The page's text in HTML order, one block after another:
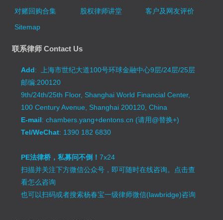
对赌回购合集
股权律师讲堂
客户及网友评价
Sitemap
联系律师 Contact Us
Add: 上海市世纪大道100号环球金融中心9层/24层/25层
邮编:200120
9th/24th/25th Floor, Shanghai World Financial Center,
100 Century Avenue, Shanghai 200120, China
E-mail: chambers.yang+dentons.cn (请用@替换+)
Tel/WeChat: 1390 182 6830
PE法律桥，私募问不倒！7x24
扫描并关注下方微信公众号，即可随时在线咨询。 点击查
看怎么咨询
也可以扫码或者搜索杨春宝一级律师微信(lawbridge)咨询